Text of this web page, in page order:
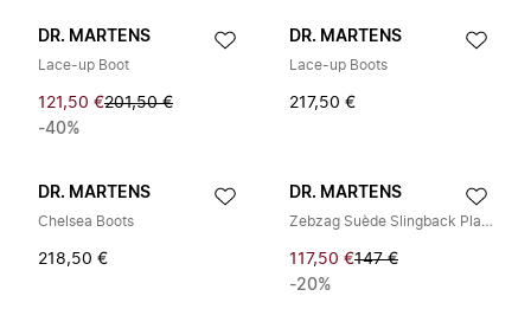
DR. MARTENS
Lace-up Boot
121,50 €201,50 €
-40%
DR. MARTENS
Lace-up Boots
217,50 €
DR. MARTENS
Chelsea Boots
218,50 €
DR. MARTENS
Zebzag Suède Slingback Platform Mules
117,50 €147 €
-20%